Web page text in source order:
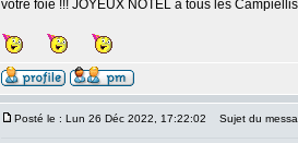
votre foie !!! JOYEUX NOTEL à tous les
Posté le : Lun 26 Déc 2022, 17:22:02 Sujet du